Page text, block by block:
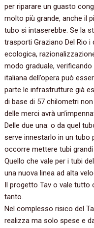
per riparare un guasto
molto più grande, anche il
tubo si intaserebbe. Se la
trasporti Graziano Del Rio
ecologica,
modo graduale,
italiana dell’opera può
parte le infrastrutture già
di base di 57 chilometri
delle merci avrà
Delle due una: o da quel
serve innestarlo in un tubo
occorre mettere tubi
Quello che vale per i tubi
una nuova linea ad alta
Il progetto Tav o vale tutto
tanto.
Nel complesso risico del
realizza ma solo spese e